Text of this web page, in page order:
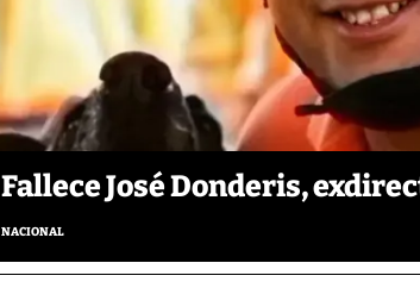
Fallece José Donderis,
NACIONAL